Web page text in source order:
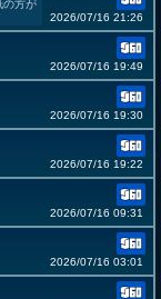
の方が
2026/07/16 21:26
2026/07/16 19:49
2026/07/16 19:30
2026/07/16 19:22
2026/07/16 09:31
2026/07/16 03:01